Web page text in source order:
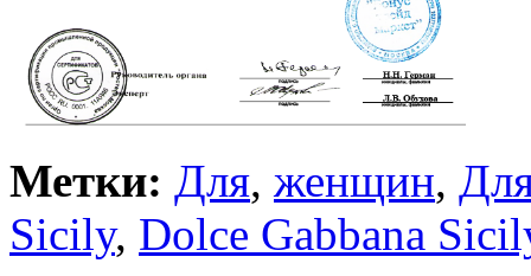
Метки: Для, женщин,
Sicily, Dolce Gabbana